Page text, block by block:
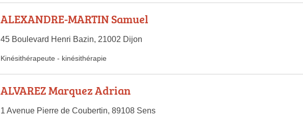
ALEXANDRE-MARTIN Samuel
45 Boulevard Henri Bazin, 21002 Dijon
Kinésithérapeute - kinésithérapie
ALVAREZ Marquez Adrian
1 Avenue Pierre de Coubertin, 89108 Sens